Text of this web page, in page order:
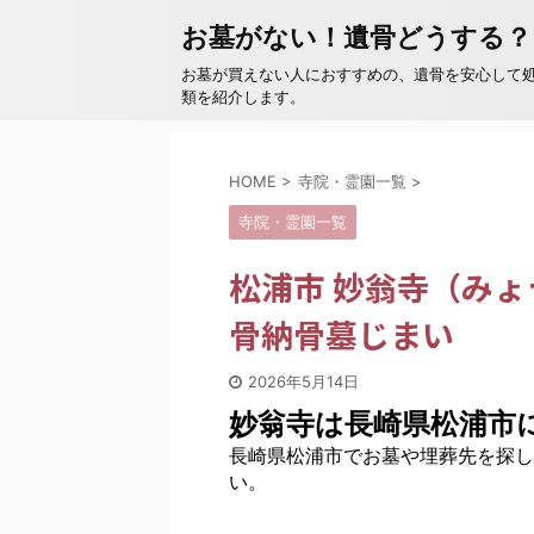
お墓がない！遺骨どうする？
お墓が買えない人におすすめの、遺骨を安心して
類を紹介します。
HOME > 寺院・霊園一覧 >
寺院・霊園一覧
松浦市 妙翁寺（み
骨納骨墓じまい
2026年5月14日
妙翁寺は長崎県松浦市
長崎県松浦市でお墓や埋葬先を探
い。